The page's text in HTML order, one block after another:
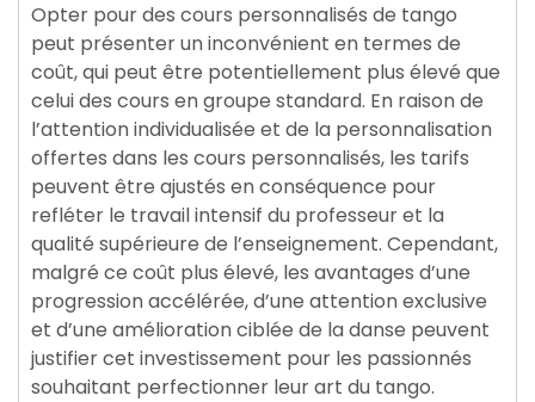
Opter pour des cours personnalisés de tango
peut présenter un inconvénient en termes de
coût, qui peut être potentiellement plus élevé que
celui des cours en groupe standard. En raison de
l’attention individualisée et de la personnalisation
offertes dans les cours personnalisés, les tarifs
peuvent être ajustés en conséquence pour
refléter le travail intensif du professeur et la
qualité supérieure de l’enseignement. Cependant,
malgré ce coût plus élevé, les avantages d’une
progression accélérée, d’une attention exclusive
et d’une amélioration ciblée de la danse peuvent
justifier cet investissement pour les passionnés
souhaitant perfectionner leur art du tango.